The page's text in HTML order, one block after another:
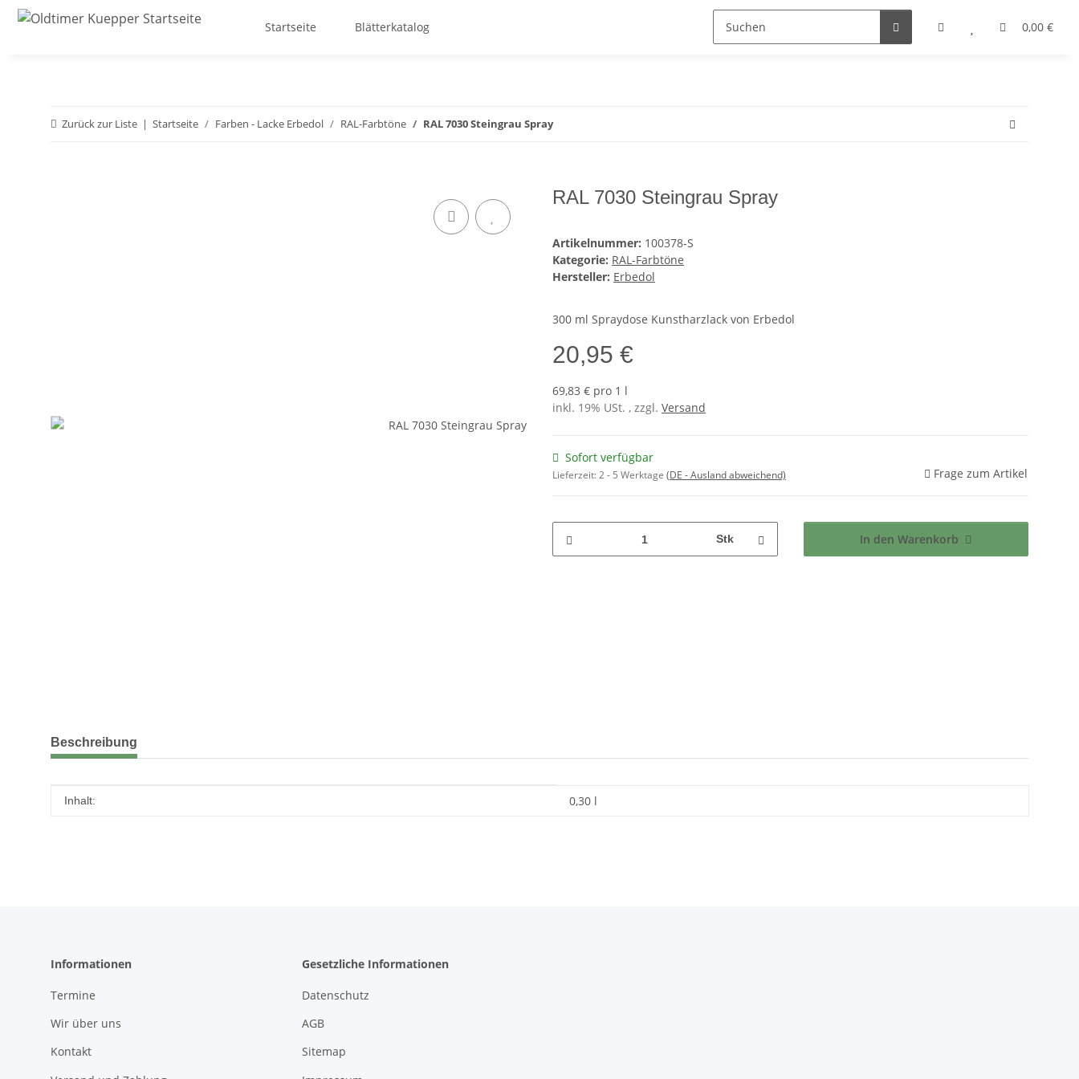
0,00 €
Startseite Blätterkatalog
Zurück zur Liste Startseite Farben - Lacke Erbedol RAL-Farbtöne RAL 7030 Steingrau Spray
RAL 7030 Steingrau Spray
Artikelnummer: 100378-S
Kategorie: RAL-Farbtöne
Hersteller: Erbedol
300 ml Spraydose Kunstharzlack von Erbedol
20,95 €
69,83 € pro 1 l
inkl. 19% USt. , zzgl. Versand
Sofort verfügbar
Lieferzeit:2 - 5 Werktage (DE - Ausland abweichend) Frage zum Artikel
Stk In den Warenkorb
weitere Registerkarten anzeigen
Beschreibung
Produkteigenschaft
Wert
Inhalt: 0,30 l
Informationen
Termine
Wir über uns
Kontakt
Gesetzliche Informationen
Datenschutz
AGB
Sitemap